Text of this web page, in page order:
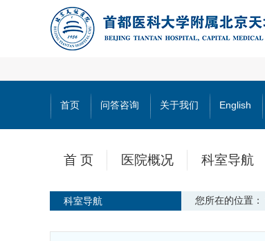
首页 问答咨询 关于我们 English
首 页 医院概况 科室导航
您所在的位置：
科室导航